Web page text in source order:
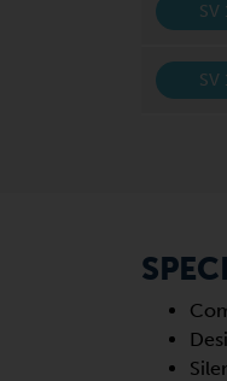
SV
SV